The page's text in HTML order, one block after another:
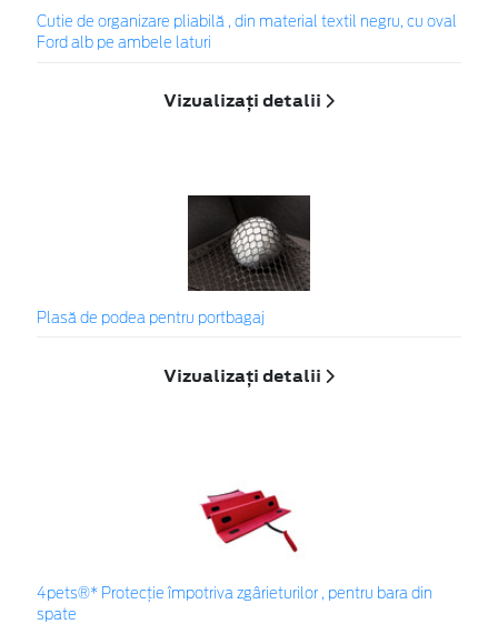
Cutie de organizare pliabilă , din material textil negru, cu oval
Ford alb pe ambele laturi
Vizualizați detalii
Plasă de podea pentru portbagaj
Vizualizați detalii
4pets®* Protecție împotriva zgârieturilor , pentru bara din
spate